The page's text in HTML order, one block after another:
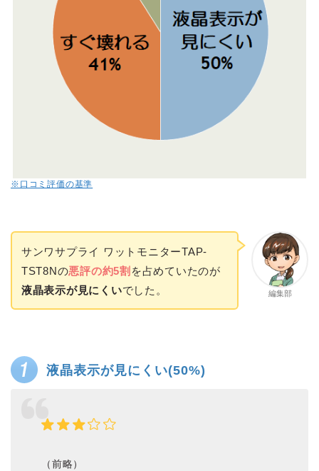
※口コミ評価の基準
編集部
サンワサプライ ワットモニターTAP-
TST8Nの悪評の約5割 を占めていたのが
液晶表示が見にくいでした。
液晶表示が見にくい(50%)
（前略）